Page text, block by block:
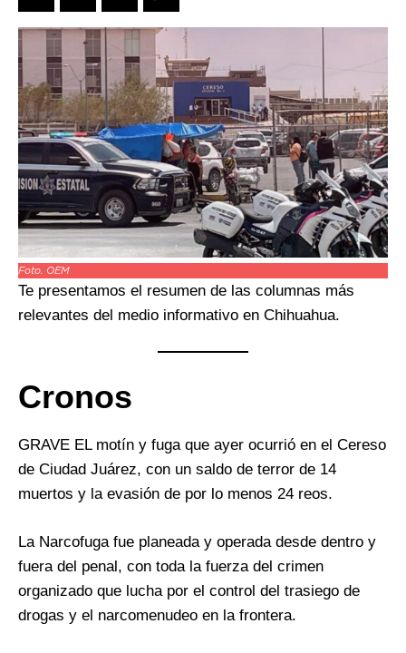
Foto. OEM
Te presentamos el resumen de las columnas más
relevantes del medio informativo en Chihuahua.
Cronos
GRAVE EL motín y fuga que ayer ocurrió en el Cereso
de Ciudad Juárez, con un saldo de terror de 14
muertos y la evasión de por lo menos 24 reos.
La Narcofuga fue planeada y operada desde dentro y
fuera del penal, con toda la fuerza del crimen
organizado que lucha por el control del trasiego de
drogas y el narcomenudeo en la frontera.